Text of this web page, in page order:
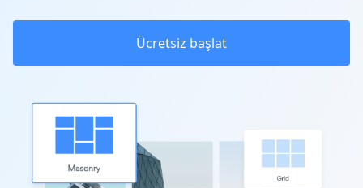
Ücretsiz başlat